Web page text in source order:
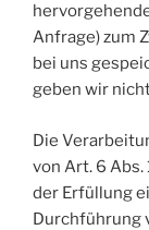
Anfrage) zum
bei uns
geben wir
Die
von Art. 6 Abs.
der Erfüllung
Durchführung